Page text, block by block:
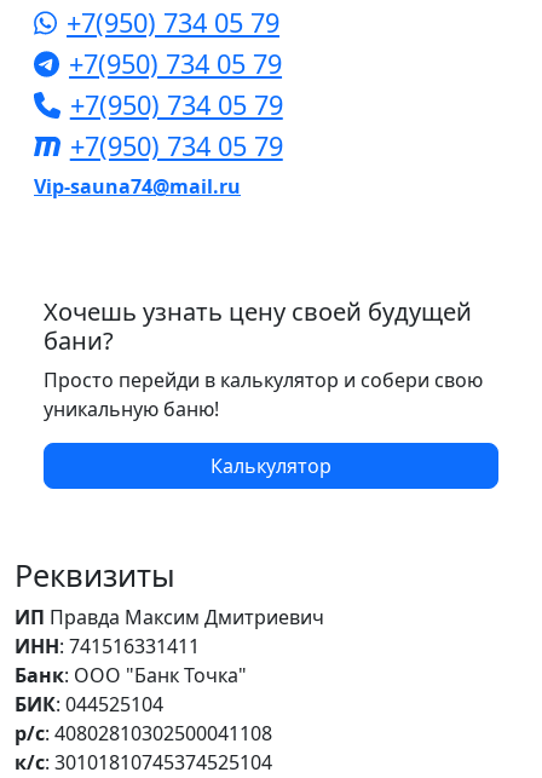
+7(950) 734 05 79
+7(950) 734 05 79
+7(950) 734 05 79
+7(950) 734 05 79
Vip-sauna74@mail.ru
Хочешь узнать цену своей будущей
бани?
Просто перейди в калькулятор и собери свою
уникальную баню!
Калькулятор
Реквизиты
ИП Правда Максим Дмитриевич
ИНН: 741516331411
Банк: ООО "Банк Точка"
БИК: 044525104
р/с: 40802810302500041108
к/с: 30101810745374525104